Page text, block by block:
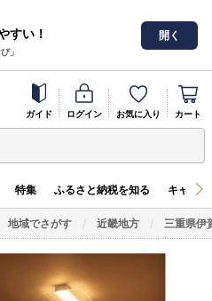
すい！
」
開く
ガイド ログイン お気に入り カート
特集 ふるさと納税を知る キャン
地域でさがす 近畿地方 三重県伊